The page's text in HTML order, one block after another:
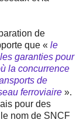
de
que « le
garanties pour
la concurrence
de
ferroviaire ».
pour des
nom de SNCF